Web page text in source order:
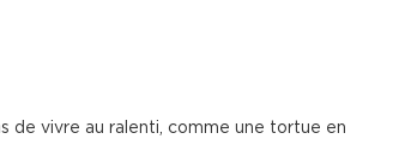
vivre au ralenti, comme une tortue en